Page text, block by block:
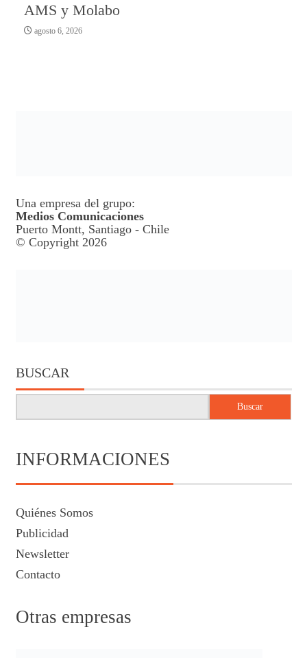
AMS y Molabo
agosto 6, 2026
Una empresa del grupo:
Medios Comunicaciones
Puerto Montt, Santiago - Chile
© Copyright 2026
BUSCAR
Buscar
INFORMACIONES
Quiénes Somos
Publicidad
Newsletter
Contacto
Otras empresas